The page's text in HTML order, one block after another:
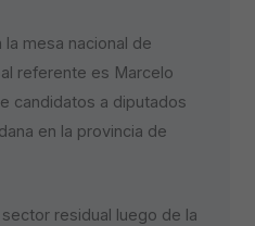
mesa nacional de
referente es Marcelo
candidatos a diputados
en la provincia de
residual luego de la